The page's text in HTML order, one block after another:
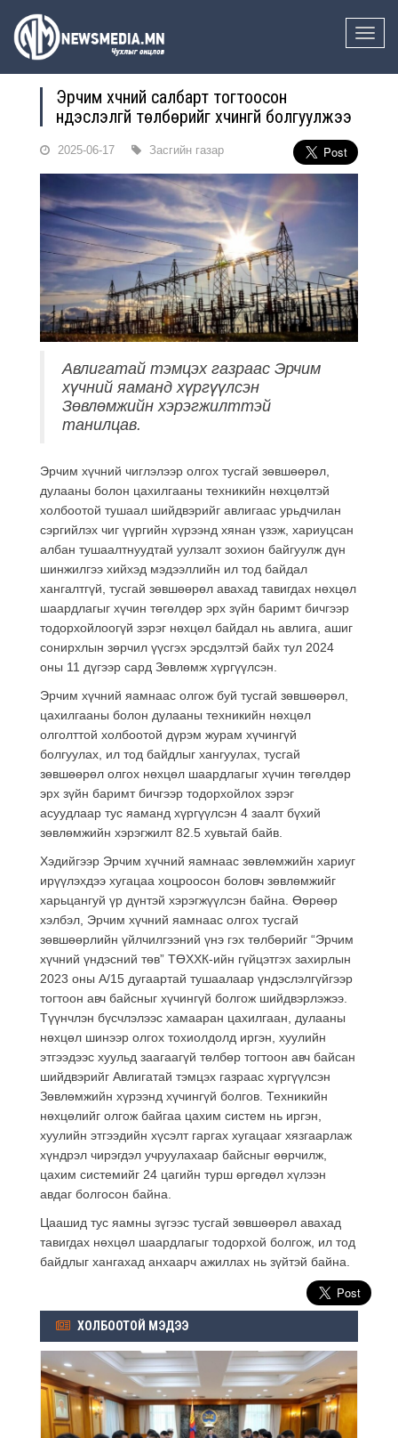
Toggle
Эрчим хүчний салбарт тогтоосон
үндэслэлгүй төлбөрийг хүчингүй болгуулжээ
2025-06-17 Засгийн газар
Авлигатай тэмцэх газраас Эрчим
хүчний яаманд хүргүүлсэн
Зөвлөмжийн хэрэгжилттэй
танилцав.
Эрчим хүчний чиглэлээр олгох тусгай зөвшөөрөл,
дулааны болон цахилгааны техникийн нөхцөлтэй
холбоотой тушаал шийдвэрийг авлигаас урьдчилан
сэргийлэх чиг үүргийн хүрээнд хянан үзэж, хариуцсан
албан тушаалтнуудтай уулзалт зохион байгуулж дүн
шинжилгээ хийхэд мэдээллийн ил тод байдал
хангалтгүй, тусгай зөвшөөрөл авахад тавигдах нөхцөл
шаардлагыг хүчин төгөлдөр эрх зүйн баримт бичгээр
тодорхойлоогүй зэрэг нөхцөл байдал нь авлига, ашиг
сонирхлын зөрчил үүсгэх эрсдэлтэй байх тул 2024
оны 11 дүгээр сард Зөвлөмж хүргүүлсэн.
Эрчим хүчний яамнаас олгож буй тусгай зөвшөөрөл,
цахилгааны болон дулааны техникийн нөхцөл
олголттой холбоотой дүрэм журам хүчингүй
болгуулах, ил тод байдлыг хангуулах, тусгай
зөвшөөрөл олгох нөхцөл шаардлагыг хүчин төгөлдөр
эрх зүйн баримт бичгээр тодорхойлох зэрэг
асуудлаар тус яаманд хүргүүлсэн 4 заалт бүхий
зөвлөмжийн хэрэгжилт 82.5 хувьтай байв.
Хэдийгээр Эрчим хүчний яамнаас зөвлөмжийн хариуг
ирүүлэхдээ хугацаа хоцроосон боловч зөвлөмжийг
харьцангуй үр дүнтэй хэрэгжүүлсэн байна. Өөрөөр
хэлбэл, Эрчим хүчний яамнаас олгох тусгай
зөвшөөрлийн үйлчилгээний үнэ гэх төлбөрийг “Эрчим
хүчний үндэсний төв” ТӨХХК-ийн гүйцэтгэх захирлын
2023 оны А/15 дугаартай тушаалаар үндэслэлгүйгээр
тогтоон авч байсныг хүчингүй болгож шийдвэрлэжээ.
Түүнчлэн бүсчлэлээс хамааран цахилгаан, дулааны
нөхцөл шинээр олгох тохиолдолд иргэн, хуулийн
этгээдээс хуульд заагаагүй төлбөр тогтоон авч байсан
шийдвэрийг Авлигатай тэмцэх газраас хүргүүлсэн
Зөвлөмжийн хүрээнд хүчингүй болгов. Техникийн
нөхцөлийг олгож байгаа цахим систем нь иргэн,
хуулийн этгээдийн хүсэлт гаргах хугацааг хязгаарлаж
хүндрэл чирэгдэл учруулахаар байсныг өөрчилж,
цахим системийг 24 цагийн турш өргөдөл хүлээн
авдаг болгосон байна.
Цаашид тус яамны зүгээс тусгай зөвшөөрөл авахад
тавигдах нөхцөл шаардлагыг тодорхой болгож, ил тод
байдлыг хангахад анхаарч ажиллах нь зүйтэй байна.
ХОЛБООТОЙ МЭДЭЭ